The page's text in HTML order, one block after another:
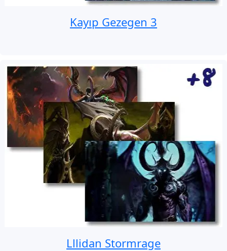
Kayıp Gezegen 3
Lllidan Stormrage